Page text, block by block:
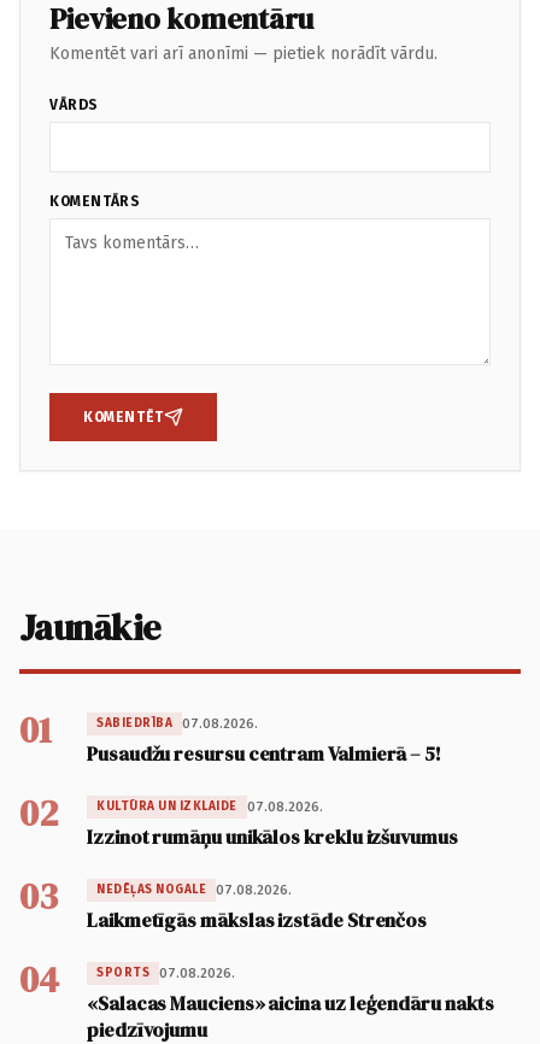
Pievieno komentāru
Komentēt vari arī anonīmi — pietiek norādīt vārdu.
VĀRDS
KOMENTĀRS
KOMENTĒT
Jaunākie
01 SABIEDRĪBA 07.08.2026.
Pusaudžu resursu centram Valmierā – 5!
02 KULTŪRA UN IZKLAIDE 07.08.2026.
Izzinot rumāņu unikālos kreklu izšuvumus
03 NEDĒĻAS NOGALE 07.08.2026.
Laikmetīgās mākslas izstāde Strenčos
04 SPORTS 07.08.2026.
«Salacas Mauciens» aicina uz leģendāru nakts
piedzīvojumu